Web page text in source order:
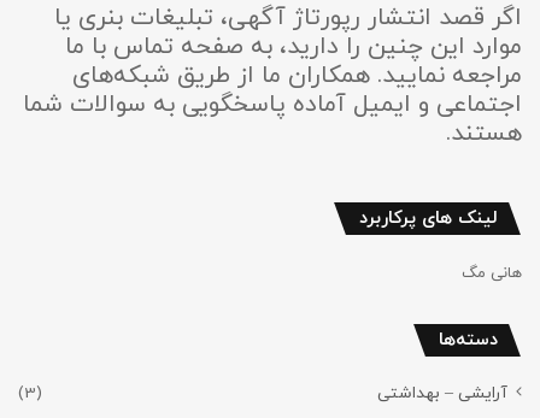
اگر قصد انتشار رپورتاژ آگهی، تبلیغات بنری یا
موارد این چنین را دارید، به صفحه تماس با ما
مراجعه نمایید. همکاران ما از طریق شبکه‌های
اجتماعی و ایمیل آماده پاسخگویی به سوالات شما
هستند.
لینک های پرکاربرد
هانی مگ
دسته‌ها
آرایشی – بهداشتی
(3)